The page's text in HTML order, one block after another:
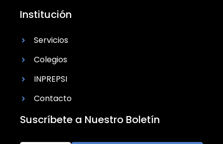
Institución
Servicios
Colegios
INPREPSI
Contacto
Suscríbete a Nuestro Boletín